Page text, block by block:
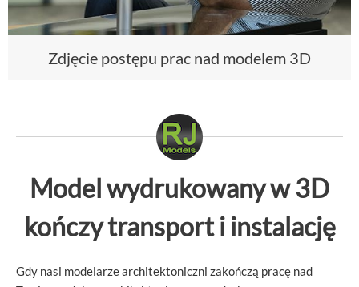
Zdjęcie postępu prac nad modelem 3D
Model wydrukowany w 3D
kończy transport i instalację
Gdy nasi modelarze architektoniczni zakończą pracę nad